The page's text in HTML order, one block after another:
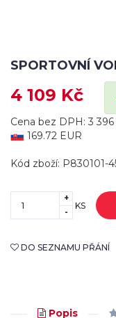
SPORTOVNÍ
4 109 Kč
Cena bez DPH: 3 396
169.72 EUR
Kód zboží: P830101-
+
-
KS
DO SEZNAMU PŘÁNÍ
Popis